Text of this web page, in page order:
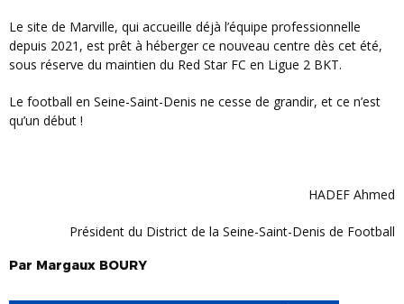
Le site de Marville, qui accueille déjà l’équipe professionnelle
depuis 2021, est prêt à héberger ce nouveau centre dès cet été,
sous réserve du maintien du Red Star FC en Ligue 2 BKT.
Le football en Seine-Saint-Denis ne cesse de grandir, et ce n’est
qu’un début !
HADEF Ahmed
Président du District de la Seine-Saint-Denis de Football
Par Margaux BOURY